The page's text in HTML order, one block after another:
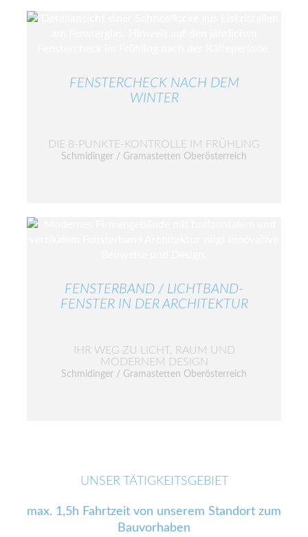
FENSTERCHECK NACH DEM
WINTER
DIE 8-PUNKTE-KONTROLLE IM FRÜHLING
Schmidinger / Gramastetten Oberösterreich
FENSTERBAND / LICHTBAND-
FENSTER IN DER ARCHITEKTUR
IHR WEG ZU LICHT, RAUM UND
MODERNEM DESIGN
Schmidinger / Gramastetten Oberösterreich
UNSER TÄTIGKEITSGEBIET
max. 1,5h Fahrtzeit von unserem Standort zum
Bauvorhaben